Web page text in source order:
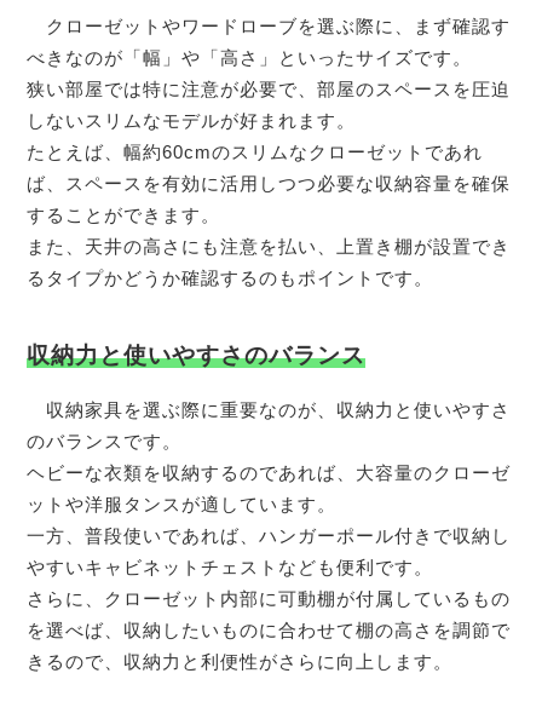
クローゼットやワードローブを選ぶ際に、まず確認す
べきなのが「幅」や「高さ」といったサイズです。
狭い部屋では特に注意が必要で、部屋のスペースを圧迫
しないスリムなモデルが好まれます。
たとえば、幅約60cmのスリムなクローゼットであれ
ば、スペースを有効に活用しつつ必要な収納容量を確保
することができます。
また、天井の高さにも注意を払い、上置き棚が設置でき
るタイプかどうか確認するのもポイントです。
収納力と使いやすさのバランス
収納家具を選ぶ際に重要なのが、収納力と使いやすさ
のバランスです。
ヘビーな衣類を収納するのであれば、大容量のクローゼ
ットや洋服タンスが適しています。
一方、普段使いであれば、ハンガーポール付きで収納し
やすいキャビネットチェストなども便利です。
さらに、クローゼット内部に可動棚が付属しているもの
を選べば、収納したいものに合わせて棚の高さを調節で
きるので、収納力と利便性がさらに向上します。